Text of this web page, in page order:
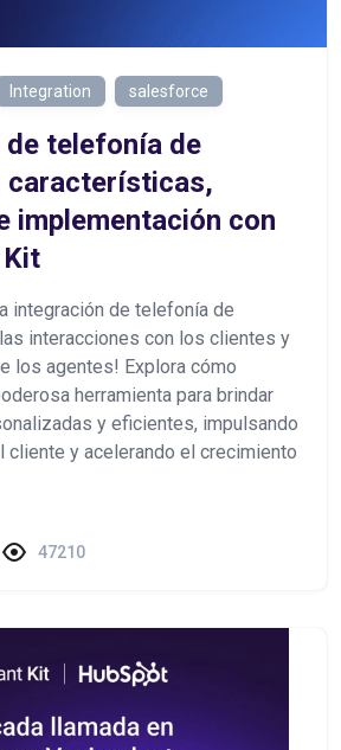
Integration salesforce
telefonía de
características,
implementación con
integración de telefonía de
interacciones con los clientes y
los agentes! Explora cómo
herramienta para brindar
y eficientes, impulsando
cliente y acelerando el crecimiento
47210